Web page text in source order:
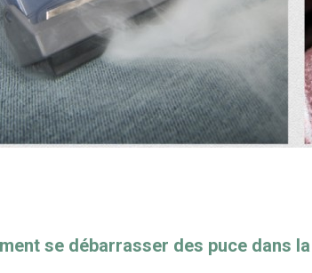
se débarrasser des puce dans